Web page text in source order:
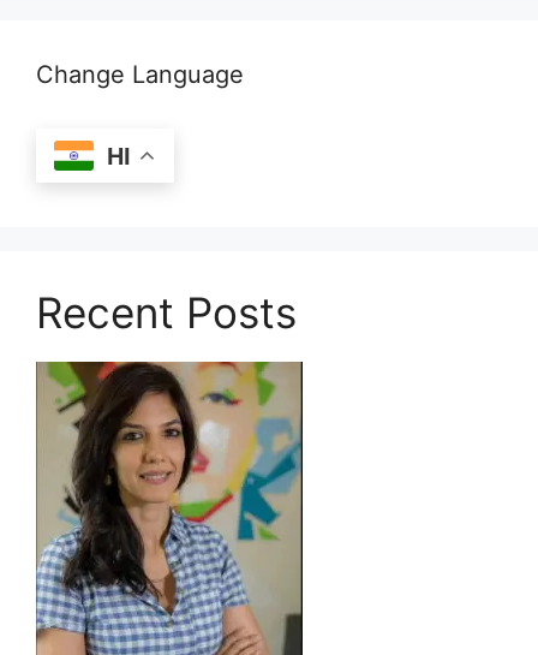
Change Language
HI
Recent Posts